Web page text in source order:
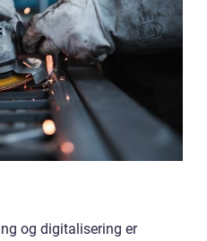
og digitalisering er